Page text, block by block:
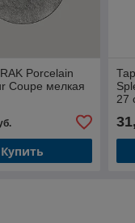
Porcelain
Coupe мелкая
Купить
27